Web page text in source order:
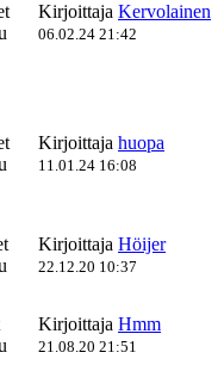
Kirjoittaja Kervolainen
06.02.24 21:42
Kirjoittaja huopa
11.01.24 16:08
Kirjoittaja Höijer
22.12.20 10:37
Kirjoittaja Hmm
21.08.20 21:51